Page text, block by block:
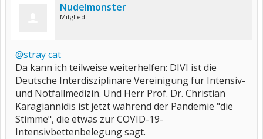
Nudelmonster
Mitglied
@stray cat
Da kann ich teilweise weiterhelfen: DIVI ist die
Deutsche Interdisziplinäre Vereinigung für Intensiv-
und Notfallmedizin. Und Herr Prof. Dr. Christian
Karagiannidis ist jetzt während der Pandemie "die
Stimme", die etwas zur COVID-19-
Intensivbettenbelegung sagt.